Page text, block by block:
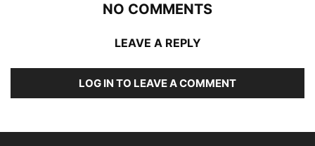
NO COMMENTS
LEAVE A REPLY
LOG IN TO LEAVE A COMMENT